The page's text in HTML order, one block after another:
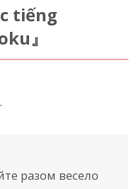
tiếng
』
разом весело